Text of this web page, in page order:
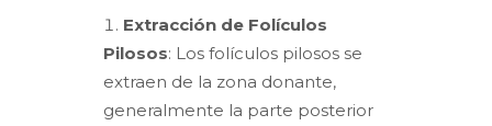
Extracción de Folículos
Pilosos: Los folículos pilosos se
extraen de la zona donante,
generalmente la parte posterior